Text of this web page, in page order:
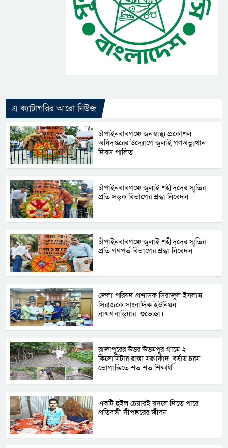
এ ক্যাটাগরির আরো নিউজ
চাঁপাইনবাবগঞ্জে জনস্বাস্থ্য প্রকৌশল
অধিদপ্তরের উদ্যোগে জুলাই গণঅভ্যুত্থান
দিবস পালিত
চাঁপাইনবাবগঞ্জে জুলাই শহীদদের স্মৃতির
প্রতি সড়ক বিভাগের শ্রদ্ধা নিবেদন
চাঁপাইনবাবগঞ্জে জুলাই শহীদদের স্মৃতির
প্রতি গণপূর্ত বিভাগের শ্রদ্ধা নিবেদন
জেলা পরিষদ প্রশাসক সিরাজুল ইসলাম
সিরাজকে সাংবাদিক ইউনিয়ন
ব্রাহ্মণবাড়িয়ার শুভেচ্ছা।
রাজাপুরের উত্তর উত্তমপুর গ্রামে ২
কিলোমিটার রাস্তা মরণফাঁদ, বর্ষায় চরম
ভোগান্তিতে শত শত শিক্ষার্থী
একটি হুইল চেয়ারই বদলে দিতে পারে
প্রতিবন্ধী দীপঙ্করের জীবন